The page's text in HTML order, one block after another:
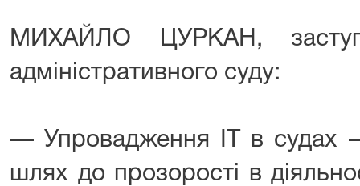
МИХАЙЛО ЦУРКАН,
адміністративного суду:
— Упровадження ІТ в судах
шлях до прозорості в